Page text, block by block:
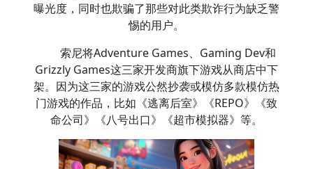
曝光度，同时也欺骗了那些对此类欺诈行为缺乏警
惕的用户。
索尼将Adventure Games、Gaming Dev和
Grizzly Games这三家开发商旗下游戏从商店中下
架。因为这三家的游戏公然抄袭或模仿多款模仿热
门游戏的作品，比如《逃离后室》《REPO》《致
命公司》《八号出口》《超市模拟器》等。